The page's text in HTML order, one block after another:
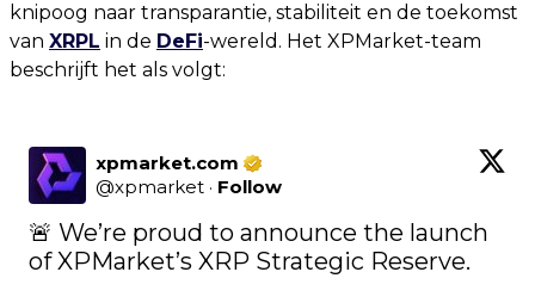
knipoog naar transparantie, stabiliteit en de toekomst
van XRPL in de DeFi-wereld. Het XPMarket-team
beschrijft het als volgt:
xpmarket.com
@xpmarket · Follow
🚨 We’re proud to announce the launch
of XPMarket’s XRP Strategic Reserve.